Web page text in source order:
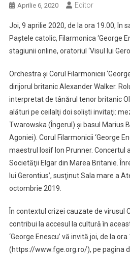
Aprilie 6, 2020 Editor
Joi, 9 aprilie 2020, de la ora 19.00, în
Paştele catolic, Filarmonica ‘George
stagiunii online, oratoriul ‘Visul lui
Orchestra şi Corul Filarmoniciii
dirijorul britanic Alexander Walker.
interpretat de tânărul tenor britanic
alături pe ceilalţi doi solişti invitaţi:
Twarowska (Îngerul) şi basul Marius
Agoniei). Corul Filarmonicii ‘George
maestrul Iosif Ion Prunner. Concertul
Societăţii Elgar din Marea Britanie.
lui Gerontius’, susţinut Sala mare a
octombrie 2019.
În contextul crizei cauzate de virusul
contribui la accesul la cultură în
‘George Enescu’ vă invită joi, de la
(https://www.fge.org.ro/), pe pagina